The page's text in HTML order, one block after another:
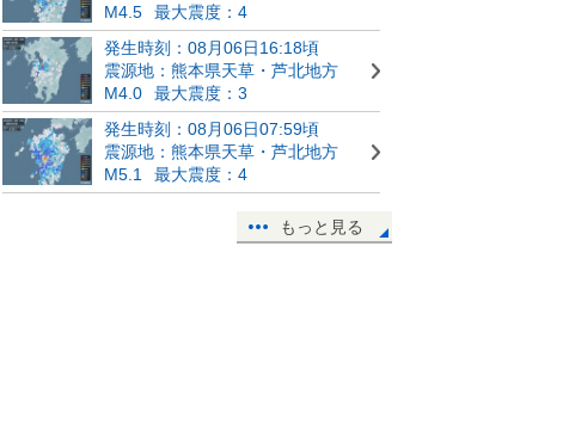
M4.5
最大震度：4
発生時刻：08月06日16:18頃
震源地：熊本県天草・芦北地方
M4.0
最大震度：3
発生時刻：08月06日07:59頃
震源地：熊本県天草・芦北地方
M5.1
最大震度：4
もっと見る